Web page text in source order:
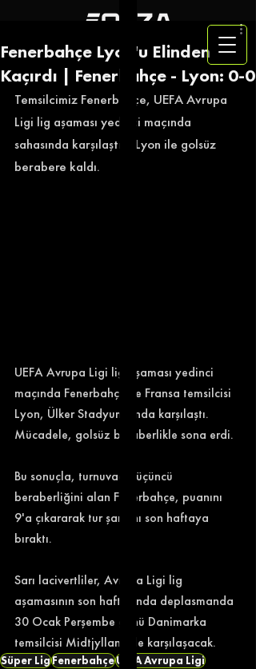
Fenerbahçe Lyon'u Elinden
Kaçırdı | Fenerbahçe - Lyon: 0-0
Temsilcimiz Fenerbahçe, UEFA Avrupa
Ligi lig aşaması yedinci maçında
sahasında karşılaştığı Lyon ile golsüz
berabere kaldı.
UEFA Avrupa Ligi lig aşaması yedinci
maçında Fenerbahçe ile Fransa temsilcisi
Lyon, Ülker Stadyumu'nda karşılaştı.
Mücadele, golsüz beraberlikle sona erdi.
Bu sonuçla, turnuvada üçüncü
beraberliğini alan Fenerbahçe, puanını
9'a çıkararak tur şansını son haftaya
bıraktı.
Sarı lacivertliler, Avrupa Ligi lig
aşamasının son haftasında deplasmanda
30 Ocak Perşembe günü Danimarka
temsilcisi Midtjylland ile karşılaşacak.
Süper LigFenerbahçeUEFA Avrupa Ligi